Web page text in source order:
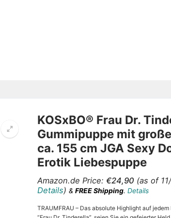
KOSxBO® Frau Dr.
Gummipuppe mit
ca. 155 cm JGA Sexy
Erotik Liebespuppe
Amazon.de Price: €24,90 (as of
Details) & FREE Shipping. Details
TRAUMFRAU – Das absolute Highlight auf